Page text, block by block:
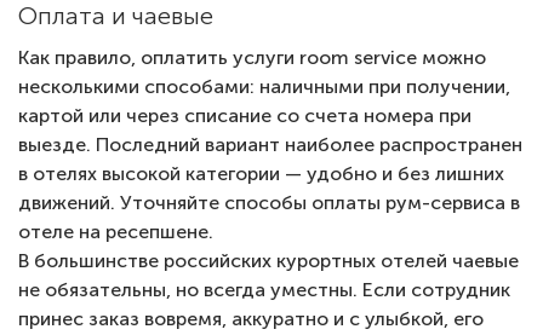
Оплата и чаевые
Как правило, оплатить услуги room service можно
несколькими способами: наличными при получении,
картой или через списание со счета номера при
выезде. Последний вариант наиболее распространен
в отелях высокой категории — удобно и без лишних
движений. Уточняйте способы оплаты рум-сервиса в
отеле на ресепшене.
В большинстве российских курортных отелей чаевые
не обязательны, но всегда уместны. Если сотрудник
принес заказ вовремя, аккуратно и с улыбкой, его